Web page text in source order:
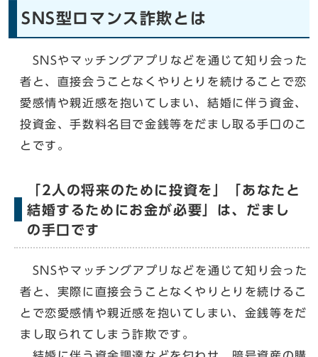
SNS型ロマンス詐欺とは
SNSやマッチングアプリなどを通じて知り会った
者と、直接会うことなくやりとりを続けることで恋
愛感情や親近感を抱いてしまい、結婚に伴う資金、
投資金、手数料名目で金銭等をだまし取る手口のこ
とです。
「2人の将来のために投資を」「あなたと
結婚するためにお金が必要」は、だまし
の手口です
SNSやマッチングアプリなどを通じて知り会った
者と、実際に直接会うことなくやりとりを続けるこ
とで恋愛感情や親近感を抱いてしまい、金銭等をだ
まし取られてしまう詐欺です。